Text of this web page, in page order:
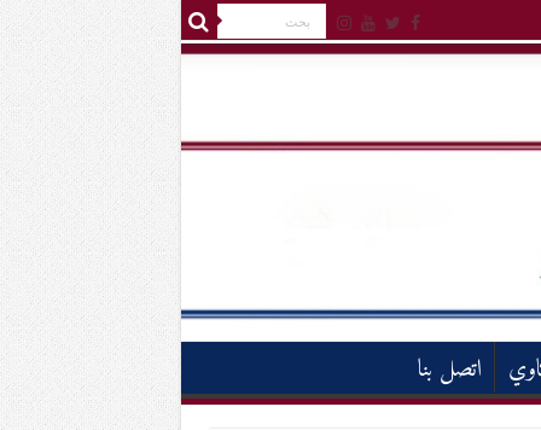
اتصل بنا